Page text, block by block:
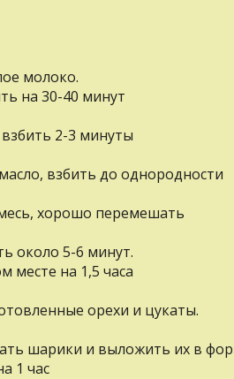
молоко.
на 30-40 минут
2-3 минуты
взбить до однородности
хорошо перемешать
около 5-6 минут.
месте на 1,5 часа
орехи и цукаты.
шарики и выложить их в
1 час